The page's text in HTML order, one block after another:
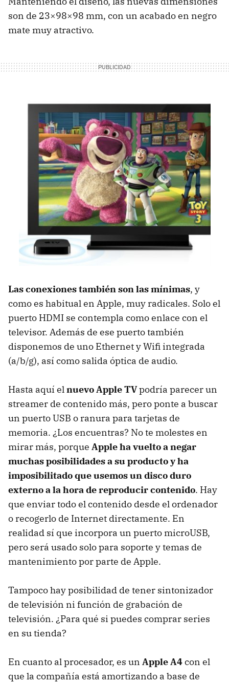
son de 23×98×98 mm, con un acabado en negro
mate muy atractivo.
Las conexiones también son las mínimas, y
como es habitual en Apple, muy radicales. Solo el
puerto HDMI se contempla como enlace con el
televisor. Además de ese puerto también
disponemos de uno Ethernet y Wifi integrada
(a/b/g), así como salida óptica de audio.
Hasta aquí elnuevo Apple TVpodría parecer un
streamer de contenido más, pero ponte a buscar
un puertoUSB o ranura para tarjetas de
memoria. ¿Los encuentras? No te molestes en
mirar más, porque Apple ha vuelto a negar
muchas posibilidades a su producto y ha
imposibilitado que usemos un disco duro
externo a la hora de reproducir contenido. Hay
que enviar todo el contenido desde el ordenador
o recogerlo de Internet directamente. En
realidad sí que incorpora un puerto microUSB,
pero será usado solo para soporte y temas de
mantenimiento por parte de Apple.
Tampoco hay posibilidad de tener sintonizador
de televisión ni función de grabación de
televisión. ¿Para qué si puedes comprar series
en su tienda?
En cuanto al procesador, es un Apple A4con el
que la compañía está amortizando a base de